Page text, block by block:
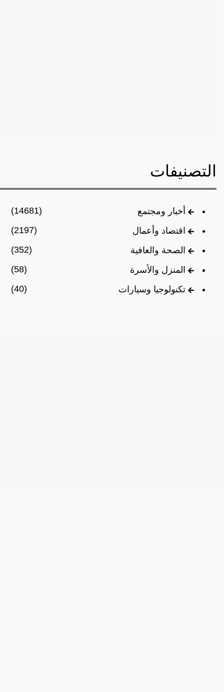
التصنيفات
أخبار ومجتمع
(14681)
اقتصاد وأعمال
(2197)
الصحة والعافية
(352)
المنزل والأسرة
(58)
تكنولوجيا وسيارات
(40)